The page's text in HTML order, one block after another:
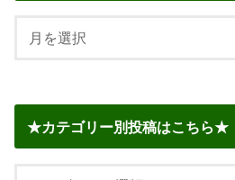
★カテゴリー別投稿はこちら★